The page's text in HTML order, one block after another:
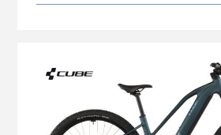
2.699,00 CHF
Cube Reaction Hybrid